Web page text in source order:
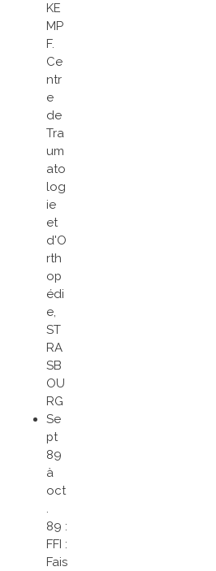
KE
MP
F.
Ce
ntr
e
de
Tra
um
ato
log
ie
et
d'O
rth
op
édi
e,
ST
RA
SB
OU
RG
Se
pt
89
à
oct
.
89 :
FFI :
Fais